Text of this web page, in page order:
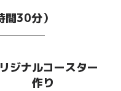
間30分）
ジナルコースター
作り